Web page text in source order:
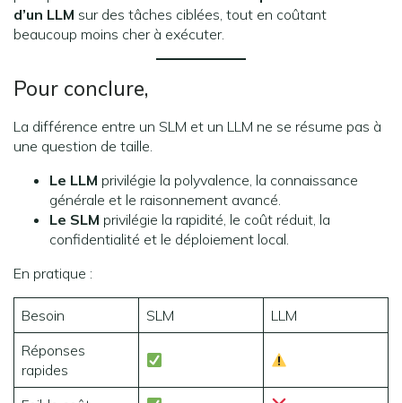
d’un LLM sur des tâches ciblées, tout en coûtant
beaucoup moins cher à exécuter.
Pour conclure,
La différence entre un SLM et un LLM ne se résume pas à
une question de taille.
Le LLM privilégie la polyvalence, la connaissance
générale et le raisonnement avancé.
Le SLM privilégie la rapidité, le coût réduit, la
confidentialité et le déploiement local.
En pratique :
Besoin SLM
LLM
Réponses
rapides